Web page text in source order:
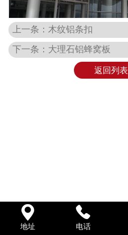
上一条：木纹铝条扣
下一条：大理石铝蜂窝板
返回列表

地址

电话